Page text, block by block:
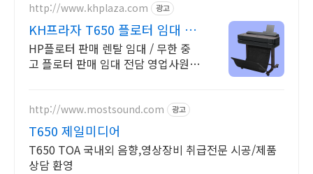
http://www.khplaza.com 광고
KH프라자 T650 플로터 임대 판
매 전문기업
HP플로터 판매 렌탈 임대 / 무한 중
고 플로터 판매 임대 전담 영업사원과
http://www.mostsound.com 광고
T650 제일미디어
T650 TOA 국내외 음향,영상장비 취급전문 시공/제품
상담 환영